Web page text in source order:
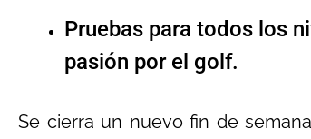
Pruebas para todos los
pasión por el golf.
Se cierra un nuevo fin de